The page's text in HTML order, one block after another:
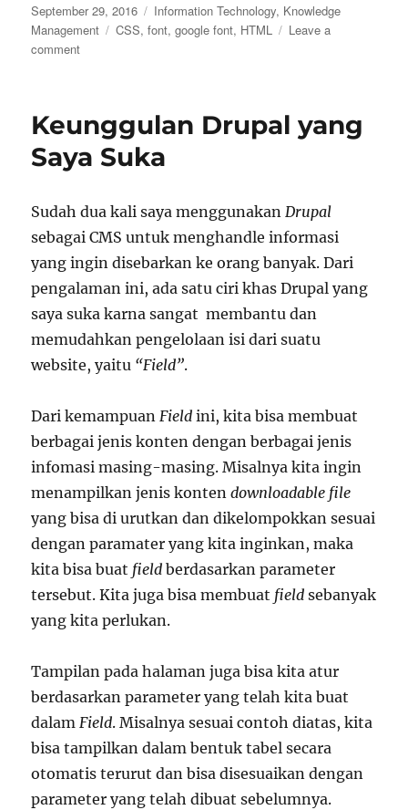
Posted
on
September 29, 2016 Categories
Information Technology, Knowledge
Management
Tags
CSS,font,google font, HTML
Leave a
commenton
Keunggulan Drupal yang
Saya Suka
Sudah dua kali saya menggunakanDrupal
sebagai CMS untuk menghandle informasi
yang ingin disebarkan ke orang banyak. Dari
pengalaman ini, ada satu ciri khas Drupal yang
saya suka karna sangat membantu dan
memudahkan pengelolaan isi dari suatu
website, yaitu “Field”.
Dari kemampuanField ini, kita bisa membuat
berbagai jenis konten dengan berbagai jenis
infomasi masing-masing. Misalnya kita ingin
menampilkan jenis kontendownloadable file
yang bisa di urutkan dan dikelompokkan sesuai
dengan paramater yang kita inginkan, maka
kita bisa buat field berdasarkan parameter
tersebut. Kita juga bisa membuat field sebanyak
yang kita perlukan.
Tampilan pada halaman juga bisa kita atur
berdasarkan parameter yang telah kita buat
dalamField. Misalnya sesuai contoh diatas, kita
bisa tampilkan dalam bentuk tabel secara
otomatis terurut dan bisa disesuaikan dengan
parameter yang telah dibuat sebelumnya.